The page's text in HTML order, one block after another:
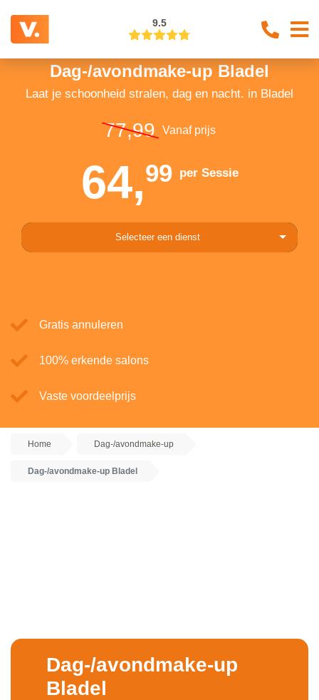
9.5
Dag-/avondmake-up Bladel
Laat je schoonheid stralen, dag en nacht. in Bladel
77,99 Vanaf prijs
64,99per Sessie
Selecteer een dienst
Gratis annuleren
100% erkende salons
Vaste voordeelprijs
Home Dag-/avondmake-up
Dag-/avondmake-up Bladel
Dag-/avondmake-up
Bladel